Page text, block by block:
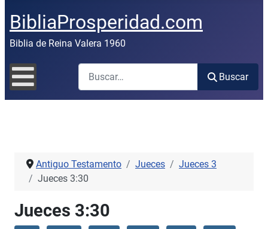
BibliaProsperidad.com
Biblia de Reina Valera 1960
Buscar
Buscar
Antiguo Testamento Jueces
Jueces 3
Jueces 3:30
Jueces 3:30